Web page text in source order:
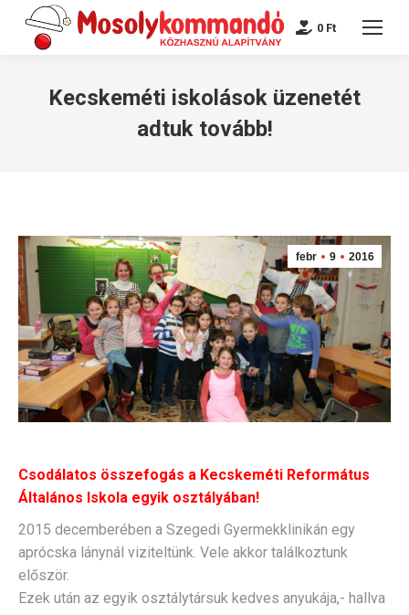
0 Ft
Kecskeméti iskolások üzenetét
adtuk tovább!
febr 9 2016
Csodálatos összefogás a Kecskeméti Református
Általános Iskola egyik osztályában!
2015 decemberében a Szegedi Gyermekklinikán egy
aprócska lánynál viziteltünk. Vele akkor találkoztunk
először.
Ezek után az egyik osztálytársuk kedves anyukája,- hallva